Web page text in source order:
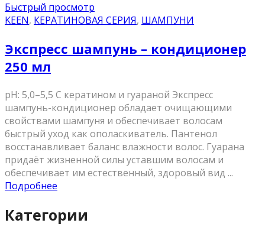
Быстрый просмотр
KEEN, КЕРАТИНОВАЯ СЕРИЯ, ШАМПУНИ
Экспресс шампунь – кондиционер
250 мл
pH: 5,0–5,5 С кератином и гуараной Экспресс
шампунь-кондиционер обладает очищающими
свойствами шампуня и обеспечивает волосам
быстрый уход как ополаскиватель. Пантенол
восстанавливает баланс влажности волос. Гуарана
придаёт жизненной силы уставшим волосам и
обеспечивает им естественный, здоровый вид ...
Подробнее
Категории